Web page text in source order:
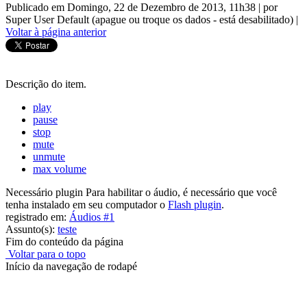
Publicado em Domingo, 22 de Dezembro de 2013, 11h38 | por
Super User Default (apague ou troque os dados - está desabilitado) |
Voltar à página anterior
Descrição do item.
play
pause
stop
mute
unmute
max volume
Necessário plugin Para habilitar o áudio, é necessário que você
tenha instalado em seu computador o Flash plugin.
registrado em: Áudios #1
Assunto(s): teste
Fim do conteúdo da página
Voltar para o topo
Início da navegação de rodapé